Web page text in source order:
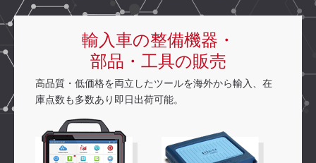
輸入車の整備機器・
部品・工具の販売
高品質・低価格を両立したツールを海外から輸入、在
庫点数も多数あり即日出荷可能。